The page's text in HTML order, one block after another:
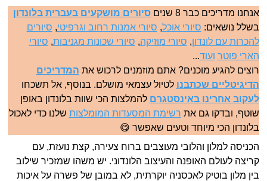
אנחנו מדריכים כבר 8 שנים
סיורים מושקעים בעברית בלונדון
בשלל נושאים: סיורי אוכל, סיורי אמנות רחוב וגרפיטי, סיורים
להכרות עם לונדון, סיורי מוזיקה, סיורי שכונות מגניבות, סיורי
הארי פוטר ועוד...
רוצים להגיע מוכנים? אתם מוזמנים לרכוש את המדריכים
הדיגיטליים שכתבנו לטיול עצמאי מושלם. בנוסף, אל תשכחו
לעקוב אחרינו באינסטגרם להמלצות הכי שוות בלונדון באופן
שוטף, ובדקו גם את רשימת המסעדות המומלצות שלנו כדי לאכול
בלונדון הכי מיוחד וטעים שאפשר 😋
הכניסה למלון והלובי מעוצבים ברוח צעירה, קצת נועזת, עם
קריצה לעולם האופנה והעיצוב הלונדוני. יש משהו שמזכיר שילוב
בין מלון בוטיק לאכסניה יוקרתית, לא במובן של פשרה על איכות